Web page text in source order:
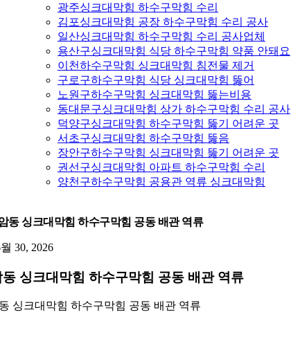
광주싱크대막힘 하수구막힘 수리
김포싱크대막힘 공장 하수구막힘 수리 공사
일산싱크대막힘 하수구막힘 수리 공사업체
용산구싱크대막힘 식당 하수구막힘 약품 안돼요
이천하수구막힘 싱크대막힘 침전물 제거
구로구하수구막힘 식당 싱크대막힘 뚫어
노원구하수구막힘 싱크대막힘 뚫는비용
동대문구싱크대막힘 상가 하수구막힘 수리 공사
덕양구싱크대막힘 하수구막힘 뚫기 어려운 곳
서초구싱크대막힘 하수구막힘 뚫음
장안구하수구막힘 싱크대막힘 뚫기 어려운 곳
권선구싱크대막힘 아파트 하수구막힘 수리
양천구하수구막힘 공용관 역류 싱크대막힘
동 싱크대막힘 하수구막힘 공동 배관 역류
30, 2026
싱크대막힘 하수구막힘 공동 배관 역류
싱크대막힘 하수구막힘 공동 배관 역류